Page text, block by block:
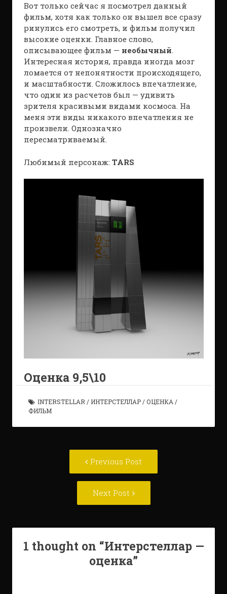
Вот только сейчас я посмотрел данный
фильм, хотя как только он вышел все сразу
ринулись его смотреть, и фильм получил
высокие оценки. Главное слово,
описывающее фильм — необычный.
Интересная история, правда иногда мозг
ломается от непонятности происходящего,
и масштабности. Сложилось впечатление,
что один из расчетов был — удивить
зрителя красивыми видами космоса. На
меня эти виды никакого впечатления не
произвели. Однозначно
пересматриваемый.
Любимый персонаж: TARS
Оценка 9,5\10
INTERSTELLAR/ ИНТЕРСТЕЛЛАР/ОЦЕНКА/
ФИЛЬМ
Previous Post
Next Post
1 thought on “Интерстеллар —
оценка”